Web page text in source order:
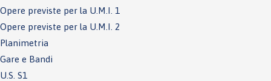
Opere previste per la U.M.I. 1
Opere previste per la U.M.I. 2
Planimetria
Gare e Bandi
U.S. S1